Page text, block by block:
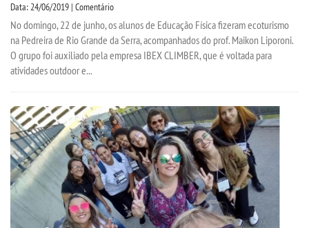
Data: 24/06/2019 | Comentário
No domingo, 22 de junho, os alunos de Educação Física fizeram ecoturismo
na Pedreira de Rio Grande da Serra, acompanhados do prof. Maikon Liporoni.
O grupo foi auxiliado pela empresa IBEX CLIMBER, que é voltada para
atividades outdoor e...